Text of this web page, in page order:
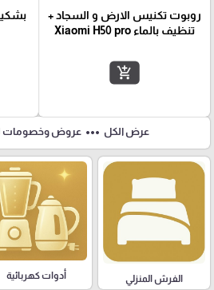
روبوت تكنيس الارض و السجاد +
تنظيف بالماء Xiaomi H50 pro
add_shopping_cart
عرض الكل more_horiz عروض وخصومات
الفرش المنزلي أدوات كهربائية